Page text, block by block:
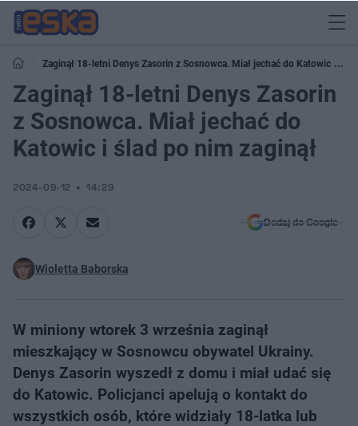
Zaginął 18-letni Denys Zasorin z Sosnowca. Miał jechać do Katowic i
ślad po nim zaginął
Zaginął 18-letni Denys Zasorin
z Sosnowca. Miał jechać do
Katowic i ślad po nim zaginął
2024-09-12 14:29
Dodaj do Google
Wioletta Baborska
W miniony wtorek 3 września zaginął
mieszkający w Sosnowcu obywatel Ukrainy.
Denys Zasorin wyszedł z domu i miał udać się
do Katowic. Policjanci apelują o kontakt do
wszystkich osób, które widziały 18-latka lub